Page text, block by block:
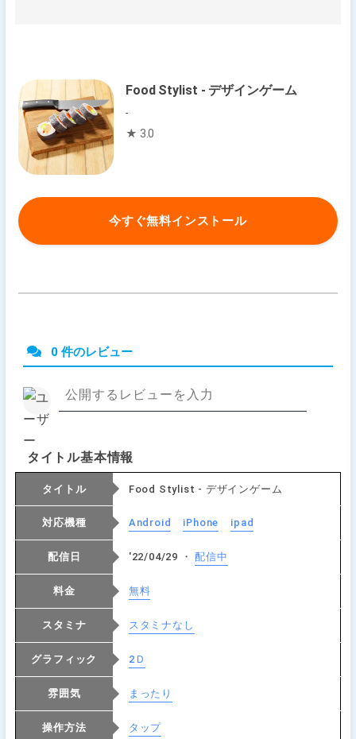
Food Stylist - デザインゲーム
-
★ 3.0
今すぐ無料インストール
0 件のレビュー
タイトル基本情報
タイトル Food Stylist - デザインゲーム
対応機種 Android iPhone ipad
配信日 '22/04/29 ・配信中
料金 無料
スタミナ スタミナなし
グラフィック 2Ｄ
雰囲気 まったり
操作方法 タップ